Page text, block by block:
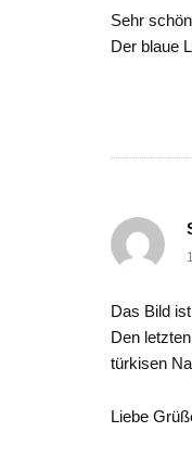
Sehr
Der blaue
Das Bild
Den
türkisen
Liebe